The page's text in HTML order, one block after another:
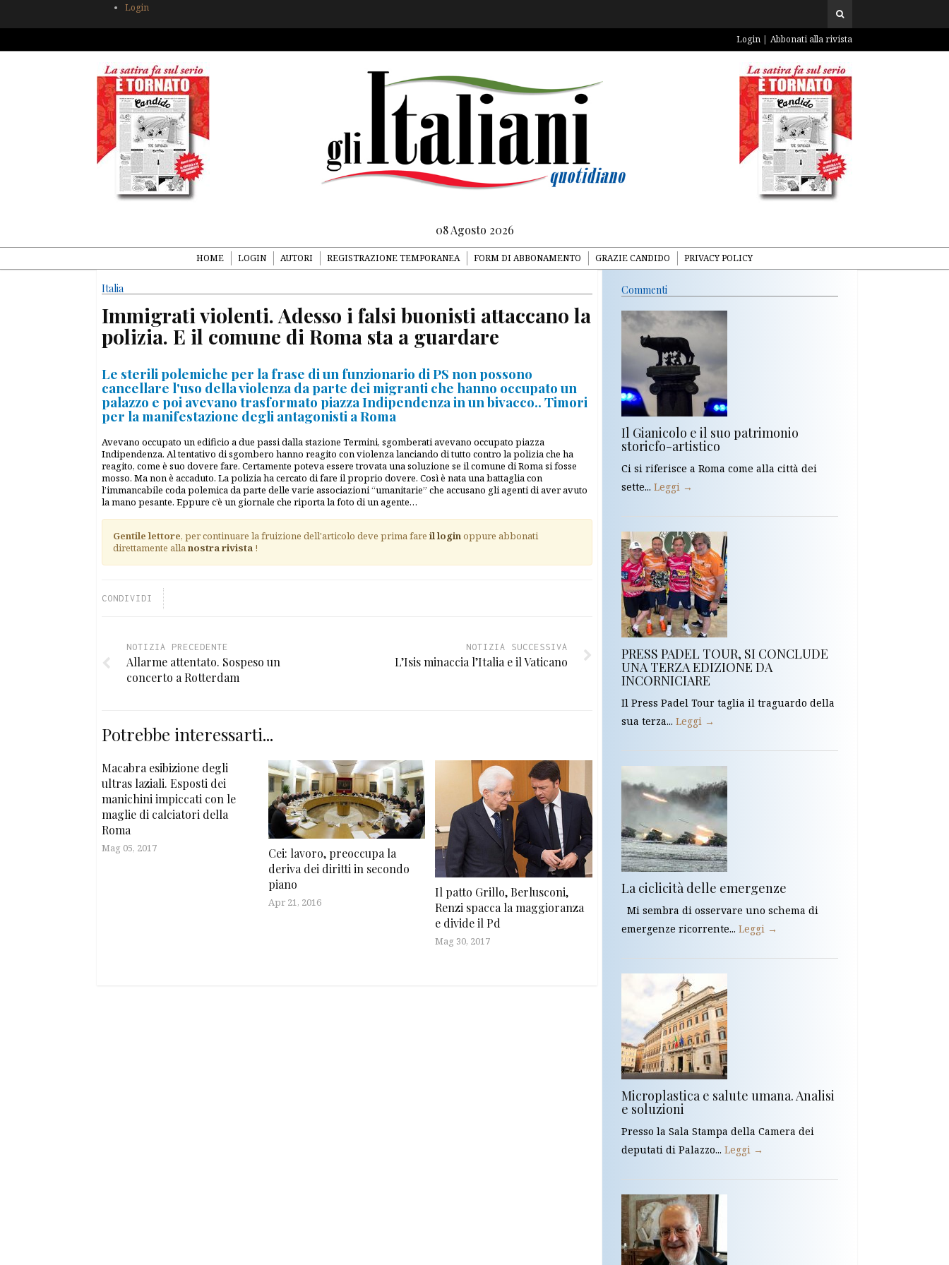
Login
Login Abbonati alla rivista
08 Agosto 2026
HOME LOGIN AUTORI REGISTRAZIONE TEMPORANEA FORM DI ABBONAMENTO GRAZIE CANDIDO PRIVACY POLICY
Italia
Immigrati violenti. Adesso i falsi buonisti attaccano la
polizia. E il comune di Roma sta a guardare
Le sterili polemiche per la frase di un funzionario di PS non possono
cancellare l'uso della violenza da parte dei migranti che hanno occupato un
palazzo e poi avevano trasformato piazza Indipendenza in un bivacco.. Timori
per la manifestazione degli antagonisti a Roma
Avevano occupato un edificio a due passi dalla stazione Termini, sgomberati avevano occupato piazza
Indipendenza. Al tentativo di sgombero hanno reagito con violenza lanciando di tutto contro la polizia che ha
reagito, come è suo dovere fare. Certamente poteva essere trovata una soluzione se il comune di Roma si fosse
mosso. Ma non è accaduto. La polizia ha cercato di fare il proprio dovere. Così è nata una battaglia con
l’immancabile coda polemica da parte delle varie associazioni “umanitarie” che accusano gli agenti di aver avuto
la mano pesante. Eppure c’è un giornale che riporta la foto di un agente…
Gentile lettore, per continuare la fruizione dell'articolo deve prima fare il loginoppure abbonati
direttamente allanostra rivista !
CONDIVIDI
NOTIZIA PRECEDENTE
Allarme attentato. Sospeso un
concerto a Rotterdam
NOTIZIA SUCCESSIVA
L’Isis minaccia l’Italia e il Vaticano
Potrebbe interessarti...
Macabra esibizione degli
ultras laziali. Esposti dei
manichini impiccati con le
maglie di calciatori della
Roma
Mag 05, 2017
Cei: lavoro, preoccupa la
deriva dei diritti in secondo
piano
Apr 21, 2016
Il patto Grillo, Berlusconi,
Renzi spacca la maggioranza
e divide il Pd
Mag 30, 2017
Commenti
Il Gianicolo e il suo patrimonio
storicfo-artistico
Ci si riferisce a Roma come alla città dei
sette... Leggi →
PRESS PADEL TOUR, SI CONCLUDE
UNA TERZA EDIZIONE DA
INCORNICIARE
Il Press Padel Tour taglia il traguardo della
sua terza... Leggi →
La ciclicità delle emergenze
Mi sembra di osservare uno schema di
emergenze ricorrente... Leggi →
Microplastica e salute umana. Analisi
e soluzioni
Presso la Sala Stampa della Camera dei
deputati di Palazzo... Leggi →